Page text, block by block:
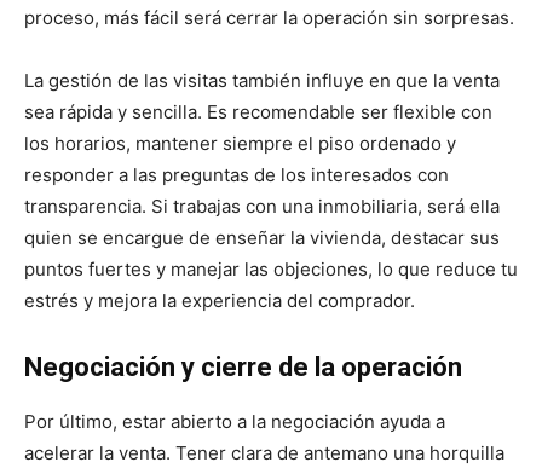
proceso, más fácil será cerrar la operación sin sorpresas.
La gestión de las visitas también influye en que la venta
sea rápida y sencilla. Es recomendable ser flexible con
los horarios, mantener siempre el piso ordenado y
responder a las preguntas de los interesados con
transparencia. Si trabajas con una inmobiliaria, será ella
quien se encargue de enseñar la vivienda, destacar sus
puntos fuertes y manejar las objeciones, lo que reduce tu
estrés y mejora la experiencia del comprador.
Negociación y cierre de la operación
Por último, estar abierto a la negociación ayuda a
acelerar la venta. Tener clara de antemano una horquilla